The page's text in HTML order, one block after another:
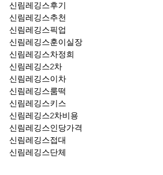
신림레깅스후기
신림레깅스추천
신림레깅스훈이실장
신림레깅스차정희
신림레깅스2차
신림레깅스이차
신림레깅스룸떡
신림레깅스키스
신림레깅스2차비용
신림레깅스인당가격
신림레깅스접대
신림레깅스단체